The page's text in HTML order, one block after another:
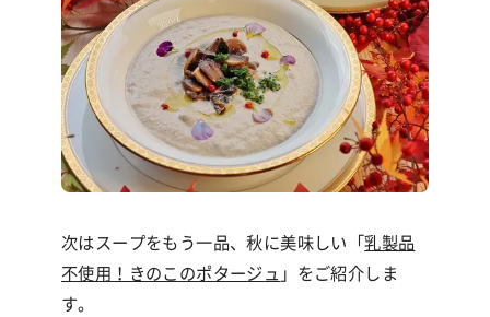
次はスープをもう一品、秋に美味しい「乳製品
不使用！きのこのポタージュ 」をご紹介しま
す。